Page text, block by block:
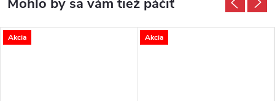
Akcia Akcia